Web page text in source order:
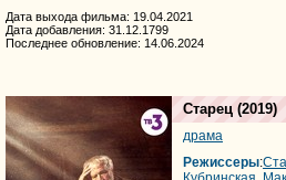
Дата выхода фильма: 19.04.2021
Дата добавления: 31.12.1799
Последнее обновление: 14.06.2024
Старец (2019)
драма
Режиссеры: